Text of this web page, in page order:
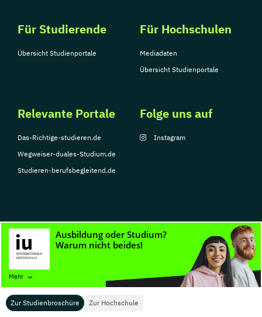
Zur Studienbroschüre Zur Hochschule
Mehr
Für Studierende
Übersicht Studienportale
Für Hochschulen
Mediadaten
Übersicht Studienportale
Relevante Portale
Das-Richtige-studieren.de
Wegweiser-duales-Studium.de
Studieren-berufsbegleitend.de
Folge uns auf
Instagram
© Copyright 2026, TarGroup Media GmbH
Nutzungsbedingungen